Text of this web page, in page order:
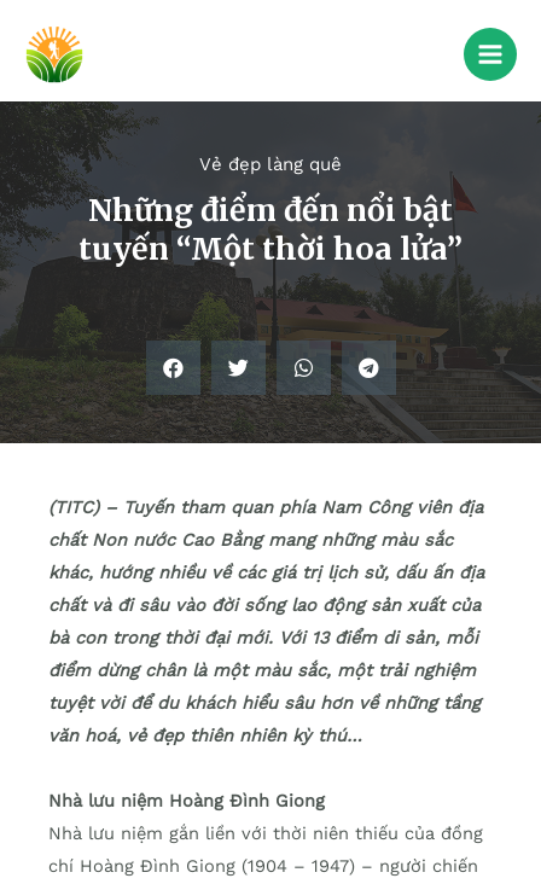
Vẻ đẹp làng quê
Những điểm đến nổi bật
tuyến “Một thời hoa lửa”
(TITC) – Tuyến tham quan phía Nam Công viên địa
chất Non nước Cao Bằng mang những màu sắc
khác, hướng nhiều về các giá trị lịch sử, dấu ấn địa
chất và đi sâu vào đời sống lao động sản xuất của
bà con trong thời đại mới. Với 13 điểm di sản, mỗi
điểm dừng chân là một màu sắc, một trải nghiệm
tuyệt vời để du khách hiểu sâu hơn về những tầng
văn hoá, vẻ đẹp thiên nhiên kỳ thú…
Nhà lưu niệm Hoàng Đình Giong
Nhà lưu niệm gắn liền với thời niên thiếu của đồng
chí Hoàng Đình Giong (1904 – 1947) – người chiến